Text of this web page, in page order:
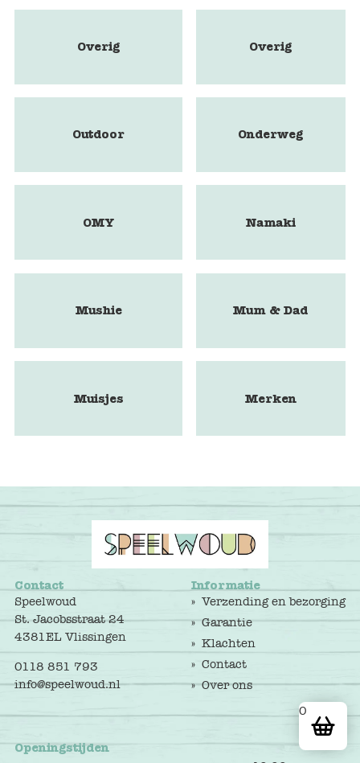
Overig Overig
Outdoor Onderweg
OMY Namaki
Mushie Mum & Dad
Muisjes Merken
0
Contact
Speelwoud
St. Jacobsstraat 24
4381EL Vlissingen
0118 851 793
info@speelwoud.nl
Informatie
Verzending en bezorging
Garantie
Klachten
Contact
Over ons
Openingstijden